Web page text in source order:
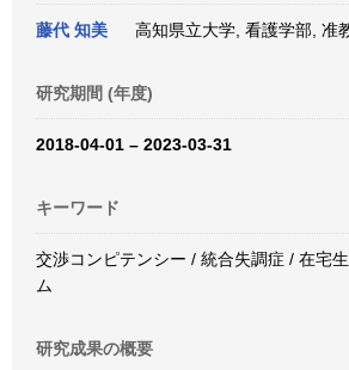
藤代 知美 高知県立大学, 看護学部, 准
研究期間 (年度)
2018-04-01 – 2023-03-31
キーワード
交渉コンピテンシー / 統合失調症 / 在宅
ム
研究成果の概要